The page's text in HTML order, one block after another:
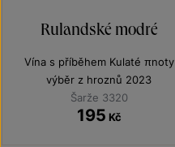
Rulandské modré
Vína s příběhem Kulaté πnoty
výběr z hroznů 2023
Šarže 3320
195 Kč